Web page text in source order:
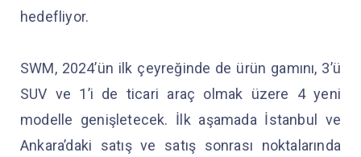
hedefliyor.
SWM, 2024’ün ilk çeyreğinde de ürün gamını, 3’ü
SUV ve 1’i de ticari araç olmak üzere 4 yeni
modelle genişletecek. İlk aşamada İstanbul ve
Ankara’daki satış ve satış sonrası noktalarında